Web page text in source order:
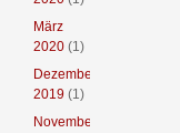
März
2020(1)
Dezember
2019 (1)
November